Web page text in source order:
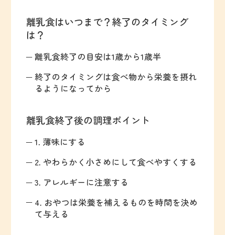
離乳食はいつまで？終了のタイミング
は？
離乳食終了の目安は1歳から1歳半
終了のタイミングは食べ物から栄養を摂れ
るようになってから
離乳食終了後の調理ポイント
1. 薄味にする
2. やわらかく小さめにして食べやすくする
3. アレルギーに注意する
4. おやつは栄養を補えるものを時間を決め
て与える